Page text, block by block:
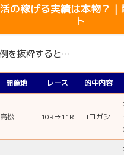
の稼げる実績は本物？
ト
を抜粋すると…
開催地 レース 的中内容
高松 10R→11R コロガシ